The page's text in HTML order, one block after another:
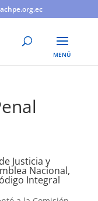
Justicia y
Nacional,
Integral